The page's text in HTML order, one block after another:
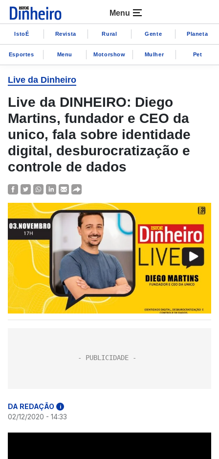
Menu
IstoÉ Revista Rural Gente Planeta
Esportes Menu Motorshow Mulher Pet
Live da Dinheiro
Live da DINHEIRO: Diego
Martins, fundador e CEO da
unico, fala sobre identidade
digital, desburocratização e
controle de dados
DA REDAÇÃO i
02/12/2020 - 14:33